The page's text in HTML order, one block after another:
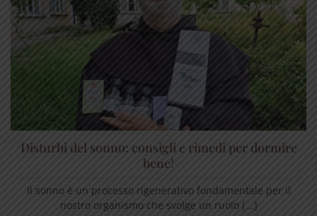
Disturbi del sonno: consigli e rimedi per dormire
bene!
Il sonno è un processo rigenerativo fondamentale per il
nostro organismo che svolge un ruolo [...]